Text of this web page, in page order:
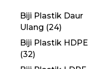
Biji Plastik Daur
Ulang (24)
Biji Plastik HDPE
(32)